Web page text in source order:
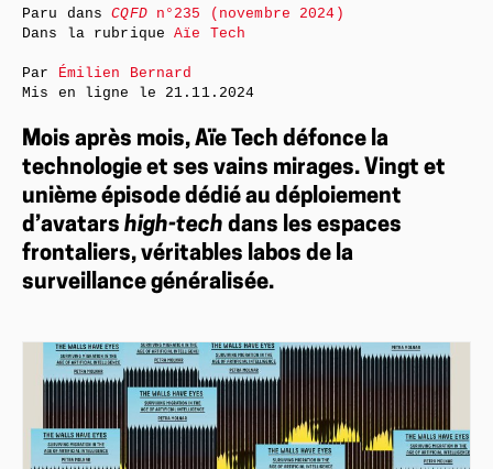
Mois après mois, Aïe Tech défonce la
technologie et ses vains mirages. Vingt et
unième épisode dédié au déploiement
d’avatars high-tech dans les espaces
frontaliers, véritables labos de la
surveillance généralisée.
Paru dansCQFDn°235 (novembre 2024)
Dans la rubriqueAïe Tech
Par Émilien Bernard
Mis en ligne le 21.11.2024